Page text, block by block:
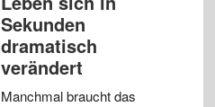
Sekunden
dramatisch
verändert
Manchmal braucht das